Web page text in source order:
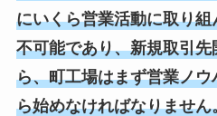
にいくら営業活動に取り
不可能であり、新規取引
ら、町工場はまず営業ノ
ら始めなければなりません